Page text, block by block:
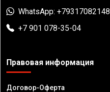
WhatsApp: +79317082148
+7 901 078-35-04
Правовая информация
Договор-Оферта